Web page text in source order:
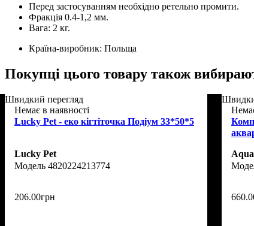
Перед застосуванням необхідно ретельно промити.
Фракція 0.4-1,2 мм.
Вага: 2 кг.
Країна-виробник: Польща
Покупці цього товару також
Швидкий перегляд
Немає в наявності
Lucky Pet - еко кігтіточка Подіум 33*50*5
Lucky Pet
4820224213774
206.00грн 660.